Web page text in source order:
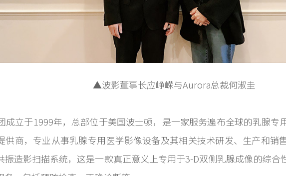
▲波影董事长应峥嵘与Aurora总裁何淑圭
成立于1999年，总部位于美国波士顿，是一家服务遍布全球的乳腺专
供商，专业从事乳腺专用医学影像设备及其相关技术研发、生产和销
振造影扫描系统，这是一款真正意义上专用于3-D双侧乳腺成像的综合